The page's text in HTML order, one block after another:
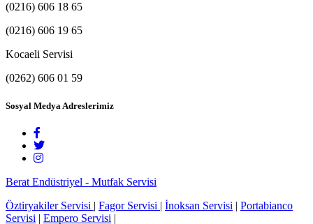
(0216) 606 18 65
(0216) 606 19 65
Kocaeli Servisi
(0262) 606 01 59
Sosyal Medya Adreslerimiz
Berat Endüstriyel - Mutfak Servisi
Öztiryakiler Servisi | Fagor Servisi | İnoksan Servisi | Portabianco
Servisi | Empero Servisi |